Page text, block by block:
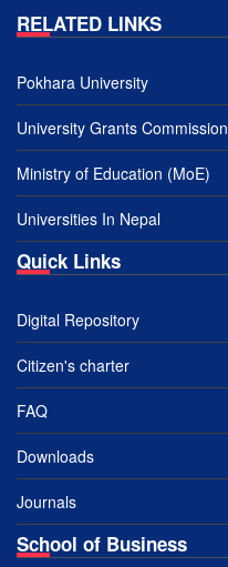
RELATED LINKS
Pokhara University
University Grants Commission
Ministry of Education (MoE)
Universities In Nepal
Quick Links
Digital Repository
Citizen's charter
FAQ
Downloads
Journals
School of Business